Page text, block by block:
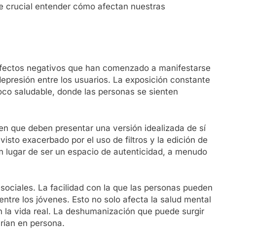
crucial entender cómo afectan nuestras
negativos que han comenzado a manifestarse
entre los usuarios. La exposición constante
saludable, donde las personas se sienten
que deben presentar una versión idealizada de sí
exacerbado por el uso de filtros y la edición de
de ser un espacio de autenticidad, a menudo
La facilidad con la que las personas pueden
los jóvenes. Esto no solo afecta la salud mental
vida real. La deshumanización que puede surgir
en persona.